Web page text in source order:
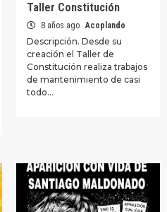
Taller Constitución
8 años ago Acoplando
Descripción. Desde su
creación el Taller de
Constitución realiza trabajos
de mantenimiento de casi
todo…